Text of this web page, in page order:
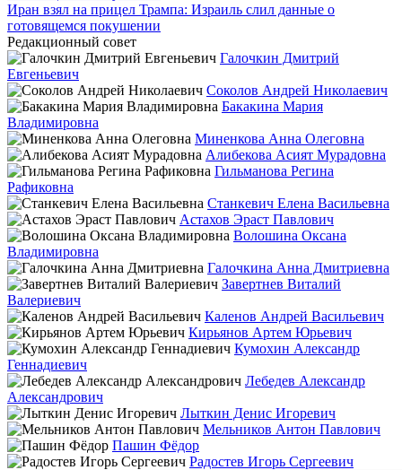
Иран взял на прицел Трампа: Израиль слил данные о
готовящемся покушении
Редакционный совет
Галочкин Дмитрий
Евгеньевич
Соколов Андрей Николаевич
Бакакина Мария
Владимировна
Миненкова Анна Олеговна
Алибекова Асият Мурадовна
Гильманова Регина
Рафиковна
Станкевич Елена Васильевна
Астахов Эраст Павлович
Волошина Оксана
Владимировна
Галочкина Анна Дмитриевна
Завертнев Виталий
Валериевич
Каленов Андрей Васильевич
Кирьянов Артем Юрьевич
Кумохин Александр
Геннадиевич
Лебедев Александр
Александрович
Лыткин Денис Игоревич
Мельников Антон Павлович
Пашин Фёдор
Радостев Игорь Сергеевич